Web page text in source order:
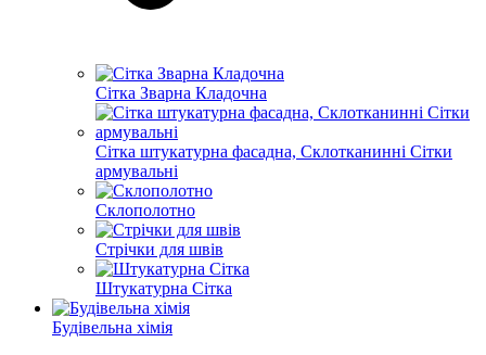
Сітка Зварна Кладочна
Сітка штукатурна фасадна, Склотканинні Сітки
армувальні
Склополотно
Стрічки для швів
Штукатурна Сітка
Будівельна хімія